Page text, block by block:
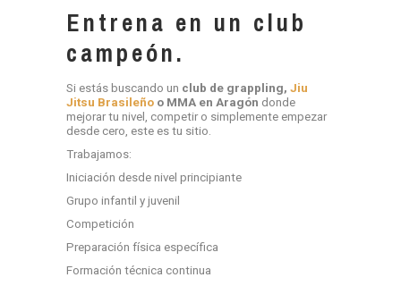
Entrena en un club
campeón.
Si estás buscando un club de grappling, Jiu
Jitsu Brasileño o MMA en Aragón donde
mejorar tu nivel, competir o simplemente empezar
desde cero, este es tu sitio.
Trabajamos:
Iniciación desde nivel principiante
Grupo infantil y juvenil
Competición
Preparación física específica
Formación técnica continua